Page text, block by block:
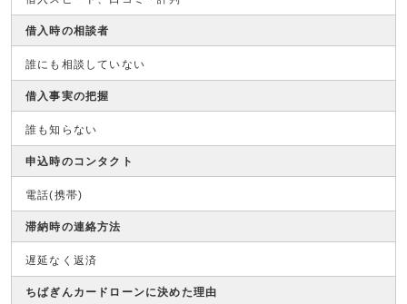
借入時の相談者
誰にも相談していない
借入事実の把握
誰も知らない
申込時のコンタクト
電話(携帯)
滞納時の連絡方法
遅延なく返済
ちばぎんカードローンに決めた理由